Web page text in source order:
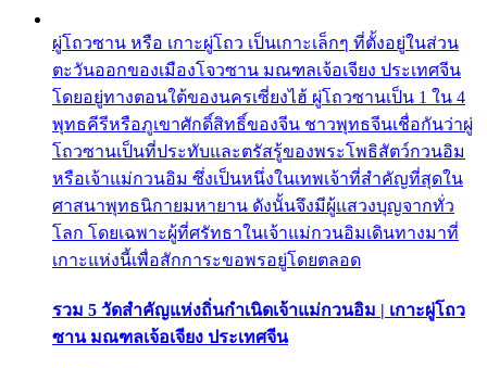
ผู่โถวซาน หรือ เกาะผู่โถว เป็นเกาะเล็กๆ ที่ตั้งอยู่ในส่วน
ตะวันออกของเมืองโจวซาน มณฑลเจ้อเจียง ประเทศจีน
โดยอยู่ทางตอนใต้ของนครเซี่ยงไฮ้ ผู่โถวซานเป็น 1 ใน 4
พุทธคีรีหรือภูเขาศักดิ์สิทธิ์ของจีน ชาวพุทธจีนเชื่อกันว่าผู่
โถวซานเป็นที่ประทับและตรัสรู้ของพระโพธิสัตว์กวนอิม
หรือเจ้าแม่กวนอิม ซึ่งเป็นหนึ่งในเทพเจ้าที่สำคัญที่สุดใน
ศาสนาพุทธนิกายมหายาน ดังนั้นจึงมีผู้แสวงบุญจากทั่ว
โลก โดยเฉพาะผู้ที่ศรัทธาในเจ้าแม่กวนอิมเดินทางมาที่
เกาะแห่งนี้เพื่อสักการะขอพรอยู่โดยตลอด
รวม 5 วัดสำคัญแห่งถิ่นกำเนิดเจ้าแม่กวนอิม | เกาะผู่โถว
ซาน มณฑลเจ้อเจียง ประเทศจีน